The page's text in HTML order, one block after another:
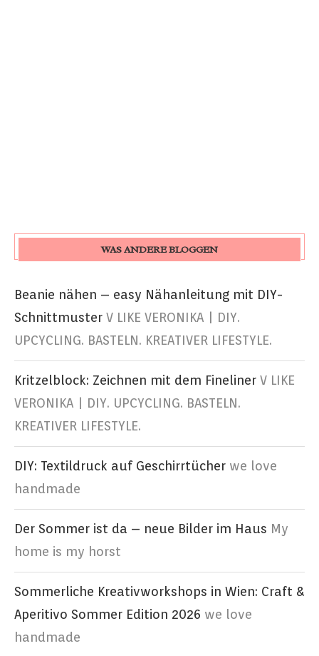
WAS ANDERE BLOGGEN
Beanie nähen – easy Nähanleitung mit DIY-
Schnittmuster V LIKE VERONIKA | DIY.
UPCYCLING. BASTELN. KREATIVER LIFESTYLE.
Kritzelblock: Zeichnen mit dem Fineliner V LIKE
VERONIKA | DIY. UPCYCLING. BASTELN.
KREATIVER LIFESTYLE.
DIY: Textildruck auf Geschirrtücher we love
handmade
Der Sommer ist da – neue Bilder im Haus My
home is my horst
Sommerliche Kreativworkshops in Wien: Craft &
Aperitivo Sommer Edition 2026 we love
handmade